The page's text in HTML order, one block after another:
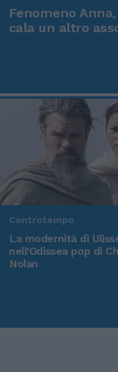
Fenomeno
cala un altro
Controtempo
La modernità di
nell'Odissea pop di
Nolan